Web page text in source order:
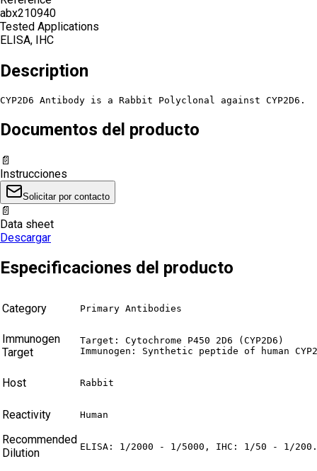
abx210940
Tested Applications
ELISA, IHC
Description
CYP2D6 Antibody is a Rabbit Polyclonal against CYP2D6.
Documentos del producto
📄
Instrucciones
Solicitar por contacto
📄
Data sheet
Descargar
Especificaciones del producto
Category Primary Antibodies
Immunogen
Target
Target: Cytochrome P450 2D6 (CYP2D6)
Immunogen: Synthetic peptide of human
Host Rabbit
Reactivity Human
Recommended
Dilution
ELISA: 1/2000 - 1/5000, IHC: 1/50 - 1/